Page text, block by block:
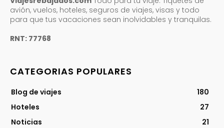
avión, vuelos, hoteles, seguros de viajes, visas y todo
para que tus vacaciones sean inolvidables y tranquilas.
RNT: 77768
CATEGORIAS POPULARES
Blog de viajes
180
Hoteles
27
Noticias
21